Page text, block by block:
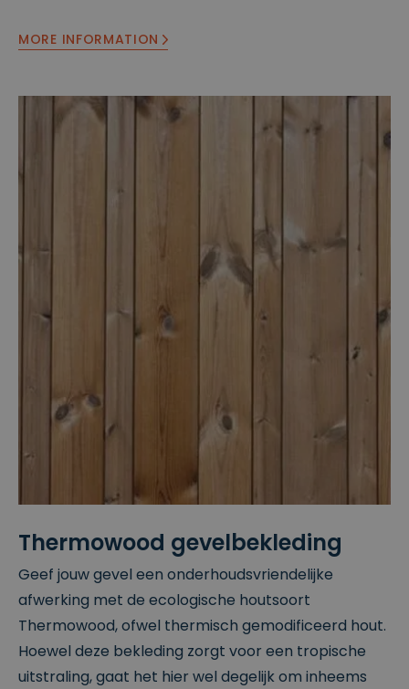
MORE INFORMATION
Thermowood gevelbekleding
Geef jouw gevel een onderhoudsvriendelijke
afwerking met de ecologische houtsoort
Thermowood, ofwel thermisch gemodificeerd hout.
Hoewel deze bekleding zorgt voor een tropische
uitstraling, gaat het hier wel degelijk om inheems